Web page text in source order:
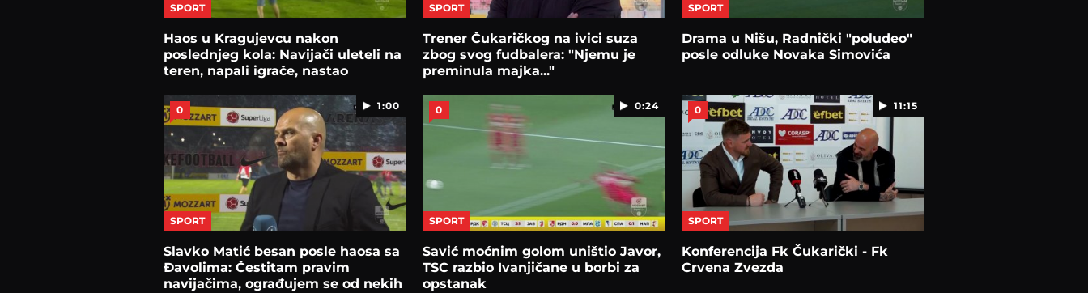
SPORT
Haos u Kragujevcu nakon
poslednjeg kola: Navijači uleteli na
teren, napali igrače, nastao
SPORT
Trener Čukaričkog na ivici suza
zbog svog fudbalera: "Njemu je
preminula majka..."
SPORT
Drama u Nišu, Radnički "poludeo"
posle odluke Novaka Simovića
1:00
0
SPORT
Slavko Matić besan posle haosa sa
Đavolima: Čestitam pravim
navijačima, ograđujem se od nekih
0:24
0
SPORT
Savić moćnim golom uništio Javor,
TSC razbio Ivanjičane u borbi za
opstanak
11:15
0
SPORT
Konferencija Fk Čukarički - Fk
Crvena Zvezda